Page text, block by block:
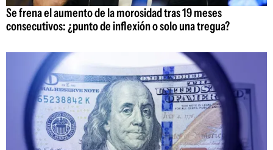
Se frena el aumento de la morosidad tras 19 meses
consecutivos: ¿punto de inflexión o solo una tregua?